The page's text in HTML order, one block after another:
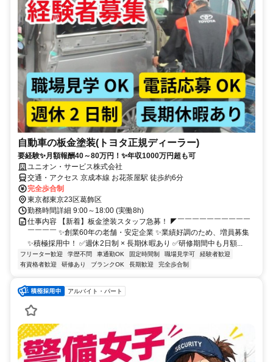
自動車の板金塗装(トヨタ正規ディーラー)
要経験✨月額報酬40～80万円！✨年収1000万円超も可
ユニオン・サービス株式会社
交通・アクセス 京成本線 お花茶屋駅 徒歩約6分
完全歩合制
東京都東京23区葛飾区
勤務時間詳細 9:00～18:00 (実働8h)
仕事内容 【新着】板金塗装スタッフ急募！ ◤￣￣￣￣￣￣￣￣￣￣
￣￣￣￣ ✨創業60年の老舗・安定企業 ✨業績好調のため、増員募集
✨積極採用中！ ✅週休2日制 × 長期休暇あり ✅研修期間中も月額...
フリーター歓迎 学歴不問 車通勤OK 固定時間制 職場見学可
経験者歓迎
有資格者歓迎
研修あり ブランクOK 長期歓迎 完全歩合制
アルバイト・パート